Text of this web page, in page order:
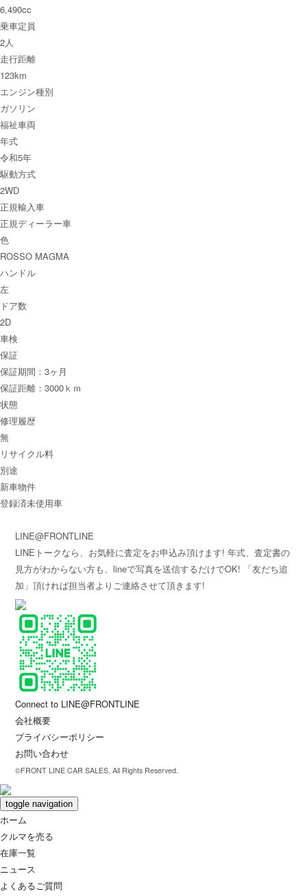
6,490cc
乗車定員
2人
走行距離
123km
エンジン種別
ガソリン
福祉車両
年式
令和5年
駆動方式
2WD
正規輸入車
正規ディーラー車
色
ROSSO MAGMA
ハンドル
左
ドア数
2D
車検
保証
保証期間：3ヶ月
保証距離：3000ｋｍ
状態
修理履歴
無
リサイクル料
別途
新車物件
登録済未使用車
LINE@FRONTLINE
LINEトークなら、お気軽に査定をお申込み頂けます! 年式、査定書の
見方がわからない方も、lineで写真を送信するだけでOK! 「友だち追
加」頂ければ担当者よりご連絡させて頂きます!
Connect to LINE@FRONTLINE
会社概要
プライバシーポリシー
お問い合わせ
©FRONT LINE CAR SALES. All Rights Reserved.
toggle navigation
ホーム
クルマを売る
在庫一覧
ニュース
よくあるご質問